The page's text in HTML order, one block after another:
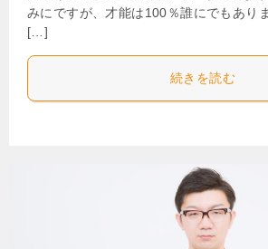
みにですが、才能は100％誰にでもあり
[…]
続きを読む